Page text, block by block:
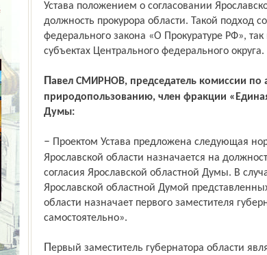
Устава положением о согласовании
должность прокурора области. Такой подход
федерального закона «О Прокуратуре РФ»,
субъектах Центрального федерального округа.
Павел СМИРНОВ, председатель комиссии по аграрной политике, экологии и
природопользованию, член фракции
Думы:
– Проектом Устава предложена следующая норма: «Первый заместитель губернатора
Ярославской области назначается на
согласия Ярославской областной Думы. В
Ярославской областной Думой
области назначает первого заместителя
самостоятельно».
Первый заместитель губернатора области является важной кандидатурой в